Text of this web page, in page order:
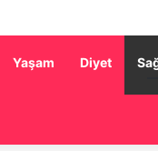
Yaşam Diyet